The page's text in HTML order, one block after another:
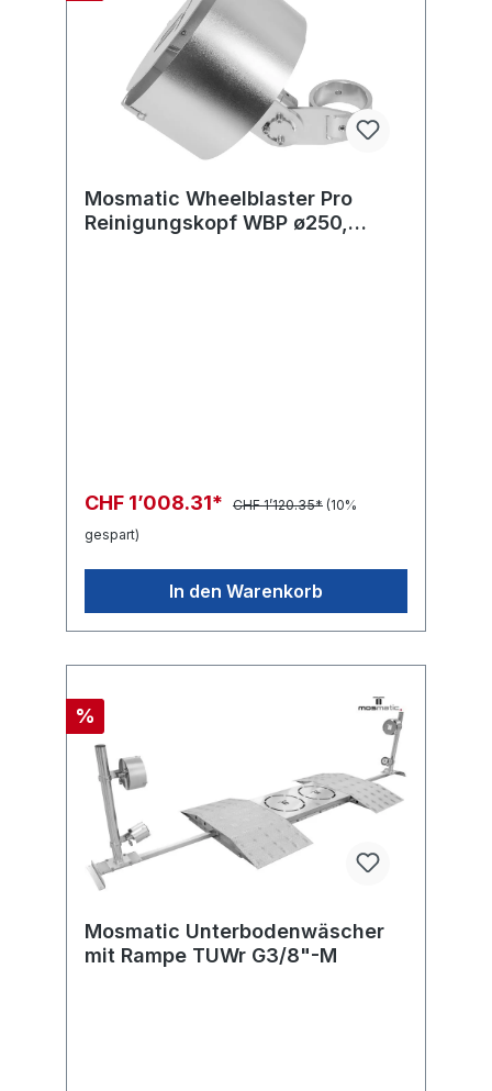
Mosmatic Wheelblaster Pro
Reinigungskopf WBP ø250,
CHF 1’008.31* CHF 1’120.35* (10%
gespart)
In den Warenkorb
%
Mosmatic Unterbodenwäscher
mit Rampe TUWr G3/8"-M